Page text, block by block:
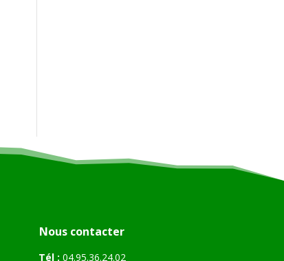
Nous contacter
Tél : 04.95.36.24.02